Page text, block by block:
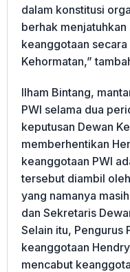
dalam konstitusi
berhak
keanggotaan
Kehormatan,”
Ilham Bintang,
PWI selama dua
keputusan Dewan
memberhentikan
keanggotaan PWI
tersebut diambil
yang namanya
dan Sekretaris
Selain itu, Pengurus
keanggotaan
mencabut